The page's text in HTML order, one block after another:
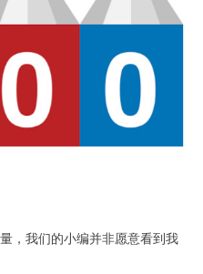
，我们的小编并非愿意看到我